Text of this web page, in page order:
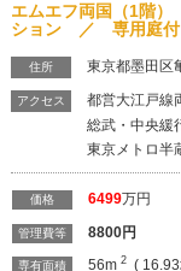
エムエフ両国（1階
ション ／ 専用庭付
住所 東京都墨田区
アクセス
都営大江戸線
総武・中央緩
東京メトロ半
価格 6499万円
管理費等 8800円
専有面積 56m2 (